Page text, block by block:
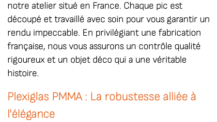
notre atelier situé en France. Chaque pic est
découpé et travaillé avec soin pour vous garantir un
rendu impeccable. En privilégiant une fabrication
française, nous vous assurons un contrôle qualité
rigoureux et un objet déco qui a une véritable
histoire.
Plexiglas PMMA : La robustesse alliée à
l'élégance